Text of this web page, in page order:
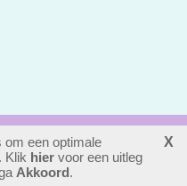
om een optimale
Klik hiervoor een uitleg
Akkoord.
X